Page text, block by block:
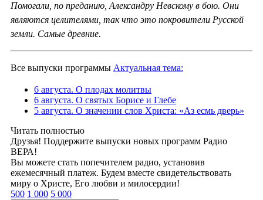
Помогали, по преданию, Александру Невскому в бою. Они
являются целителями, так что это покровители Русской
земли. Самые древние.
Все выпуски программы Актуальная тема:
6 августа. О плодах молитвы
6 августа. О святых Борисе и Глебе
5 августа. О значении слов Христа: «Аз есмь дверь»
Читать полностью
Друзья! Поддержите выпуски новых программ Радио
ВЕРА!
Вы можете стать попечителем радио, установив
ежемесячный платеж. Будем вместе свидетельствовать
миру о Христе, Его любви и милосердии!
500 1 000 5 000